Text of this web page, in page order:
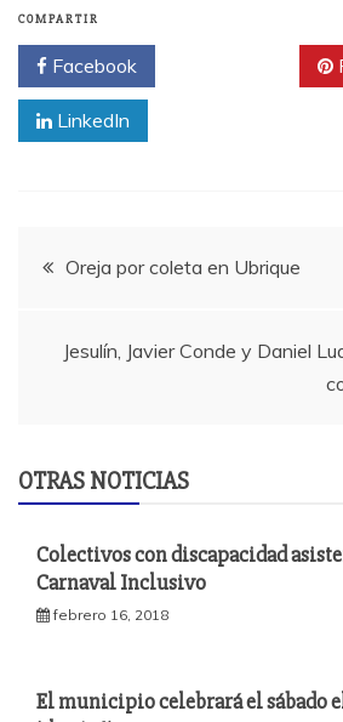
COMPARTIR
Facebook
LinkedIn
Navegación
Oreja por coleta en Ubrique
Jesulín, Javier Conde y Daniel
OTRAS NOTICIAS
Colectivos con discapacidad
Carnaval Inclusivo
febrero 16, 2018
El municipio celebrará el sábado